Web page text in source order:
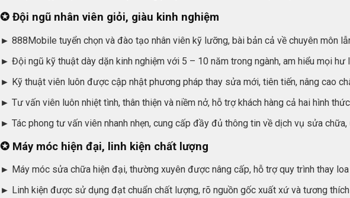
✪ Đội ngũ nhân viên giỏi, giàu kinh nghiệm
► 888Mobile tuyển chọn và đào tạo nhân viên kỹ lưỡng, bài bản cả về chuyên môn
► Đội ngũ kỹ thuật dày dặn kinh nghiệm với 5 – 10 năm trong ngành, am hiểu mọi hư
► Kỹ thuật viên luôn được cập nhật phương pháp thay sửa mới, tiên tiến, nâng cao
► Tư vấn viên luôn nhiệt tình, thân thiện và niềm nở, hỗ trợ khách hàng cả hai hình
► Tác phong tư vấn viên nhanh nhẹn, cung cấp đầy đủ thông tin về dịch vụ sửa chữa,
✪ Máy móc hiện đại, linh kiện chất lượng
► Máy móc sửa chữa hiện đại, thường xuyên được nâng cấp, hỗ trợ quy trình thay
► Linh kiện được sử dụng đạt chuẩn chất lượng, rõ nguồn gốc xuất xứ và tương